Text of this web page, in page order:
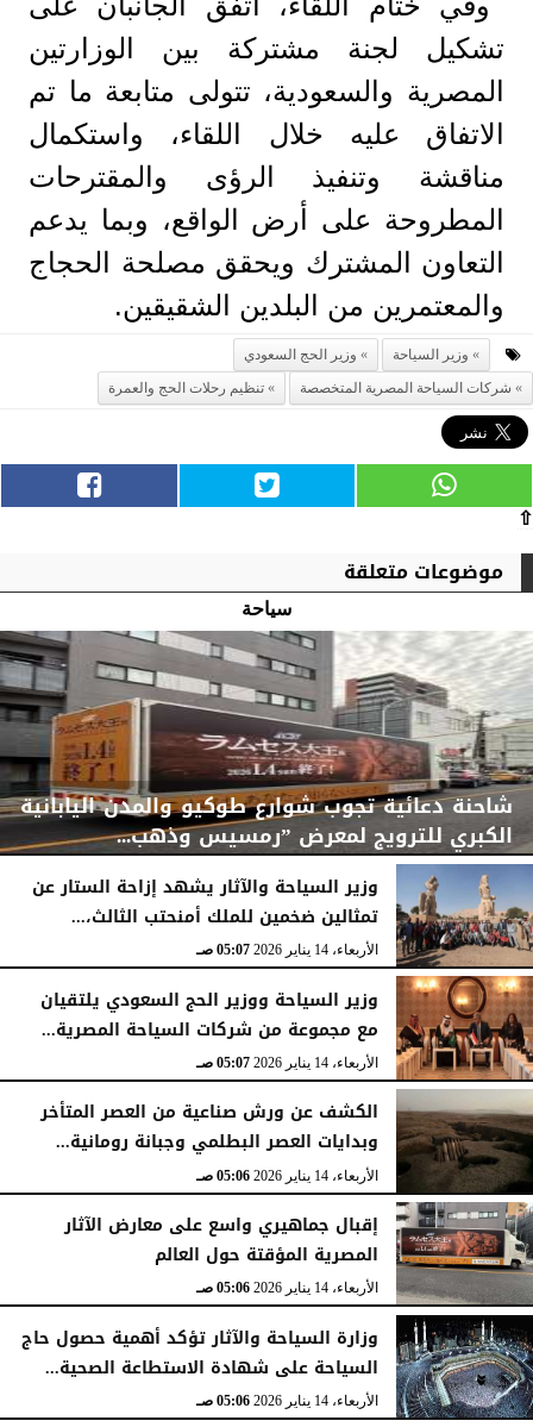
تشكيل لجنة مشتركة بين الوزارتين
المصرية والسعودية، تتولى متابعة ما تم
الاتفاق عليه خلال اللقاء، واستكمال
مناقشة وتنفيذ الرؤى والمقترحات
المطروحة على أرض الواقع، وبما يدعم
التعاون المشترك ويحقق مصلحة الحجاج
والمعتمرين من البلدين الشقيقين.
وزير السياحة
وزير الحج السعودي
شركات السياحة المصرية المتخصصة
تنظيم رحلات الحج والعمرة
⇧
موضوعات متعلقة
سياحة
شاحنة دعائية تجوب شوارع طوكيو والمدن اليابانية
الكبري للترويج لمعرض ”رمسيس وذهب...
الأربعاء، 14 يناير 2026 05:08 صـ
وزير السياحة والآثار يشهد إزاحة الستار عن
تمثالين ضخمين للملك أمنحتب الثالث،...
الأربعاء، 14 يناير 2026 05:07 صـ
وزير السياحة ووزير الحج السعودي يلتقيان
مع مجموعة من شركات السياحة المصرية...
الأربعاء، 14 يناير 2026 05:07 صـ
الكشف عن ورش صناعية من العصر المتأخر
وبدايات العصر البطلمي وجبانة رومانية...
الأربعاء، 14 يناير 2026 05:06 صـ
إقبال جماهيري واسع على معارض الآثار
المصرية المؤقتة حول العالم
الأربعاء، 14 يناير 2026 05:06 صـ
وزارة السياحة والآثار تؤكد أهمية حصول حاج
السياحة على شهادة الاستطاعة الصحية...
الأربعاء، 14 يناير 2026 05:06 صـ